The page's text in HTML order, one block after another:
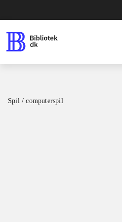
Spil / computerspil